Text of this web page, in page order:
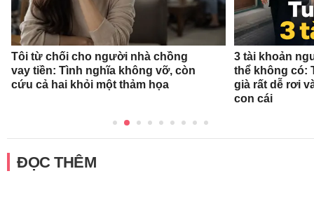
Tôi từ chối cho người nhà chồng
vay tiền: Tình nghĩa không vỡ, còn
cứu cả hai khỏi một thảm họa
3 tài khoản
thể không có:
già rất dễ rơi
con cái
ĐỌC THÊM